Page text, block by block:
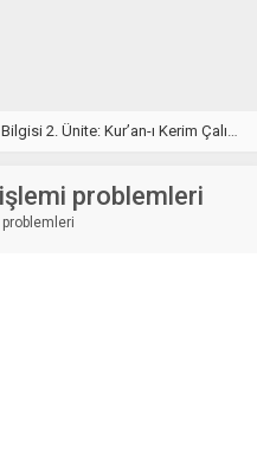
Özellikleri Testi – Online Çöz
problemleri
problemleri